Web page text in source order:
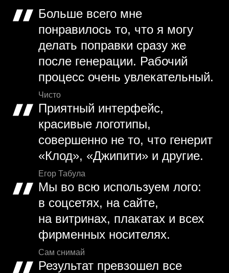
Больше всего мне
понравилось то, что я могу
делать поправки сразу же
после генерации. Рабочий
процесс очень увлекательный.
Чисто
Приятный интерфейс,
красивые логотипы,
совершенно не то, что генерит
«Клод», «Джипити» и другие.
Егор Табула
Мы во всю используем лого:
в соцсетях, на сайте,
на витринах, плакатах и всех
фирменных носителях.
Сам снимай
Результат превзошел все